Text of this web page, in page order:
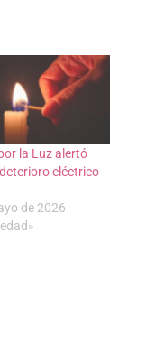
la Luz alertó
eléctrico
de 2026